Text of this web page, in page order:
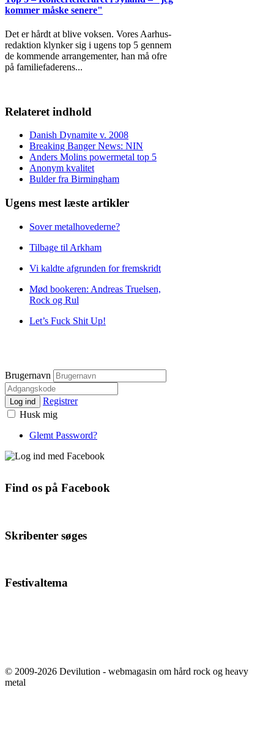
kommer måske senere"
Det er hårdt at blive voksen. Vores Aarhus-
redaktion klynker sig i ugens top 5 gennem
de kommende arrangementer, han må ofre
på familiefaderens...
Relateret indhold
Danish Dynamite v. 2008
Breaking Banger News: NIN
Anders Molins powermetal top 5
Anonym kvalitet
Bulder fra Birmingham
Ugens mest læste artikler
Sover metalhovederne?
Tilbage til Arkham
Vi kaldte afgrunden for fremskridt
Mød bookeren: Andreas Truelsen,
Rock og Rul
Let’s Fuck Shit Up!
Brugernavn
Log ind
Registrer
Husk mig
Glemt Password?
Find os på Facebook
Skribenter søges
Festivaltema
© 2009-2026 Devilution - webmagasin om hård rock og heavy
metal